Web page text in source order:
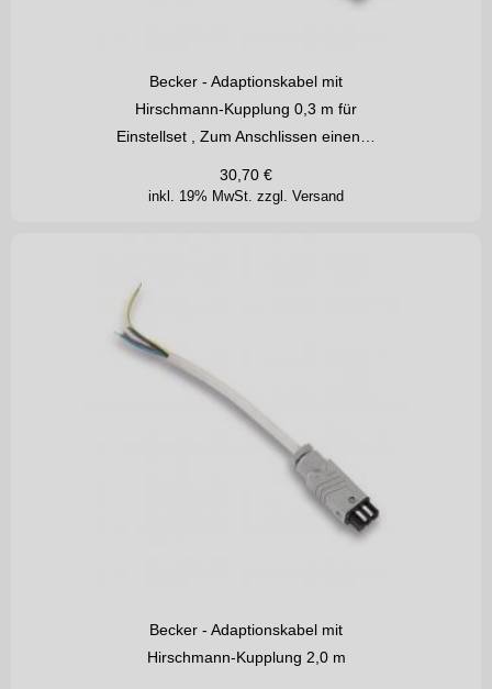
Becker - Adaptionskabel mit
Hirschmann-Kupplung 0,3 m für
Einstellset , Zum Anschlissen einen…
inkl. 19% MwSt. zzgl. Versand
30,70 €
Becker - Adaptionskabel mit
Hirschmann-Kupplung 2,0 m